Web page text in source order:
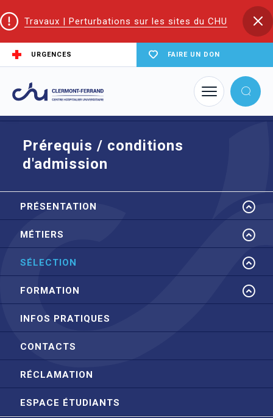
Travaux | Perturbations sur les sites du CHU
URGENCES FAIRE UN DON
Accueil
EIFS | Écoles et Instituts de Formation en Santé
IFA (Auxiliaire Ambulancier)
Prérequis / conditions
d'admission
PRÉSENTATION
MÉTIERS
SÉLECTION
FORMATION
INFOS PRATIQUES
CONTACTS
RÉCLAMATION
ESPACE ÉTUDIANTS